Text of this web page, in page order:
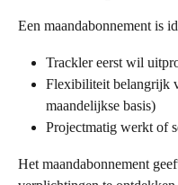
Een maandabonnement is
Trackler eerst wil
Flexibiliteit belangrijk
maandelijkse basis)
Projectmatig werkt of
Het maandabonnement